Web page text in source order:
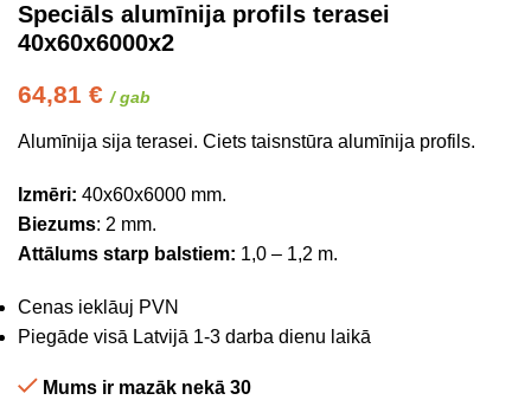
Speciāls alumīnija profils terasei
40x60x6000x2
64,81 € / gab
Alumīnija sija terasei. Ciets taisnstūra alumīnija profils.
Izmēri: 40x60x6000 mm.
Biezums: 2 mm.
Attālums starp balstiem: 1,0 – 1,2 m.
Cenas ieklāuj PVN
Piegāde visā Latvijā 1-3 darba dienu laikā
Mums ir mazāk nekā 30